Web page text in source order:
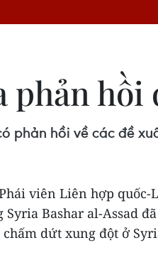
hồi
phản hồi về các đề
viên Liên hợp quốc-
Bashar al-Assad
dứt xung đột ở